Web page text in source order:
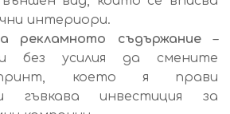
интериори.
рекламното съдържание –
без усилия да смените
принт, което я прави
гъвкава инвестиция за